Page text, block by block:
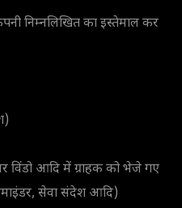
निम्नलिखित का इस्तेमाल कर
विंडो आदि में ग्राहक को भेजे गए
सेवा संदेश आदि)